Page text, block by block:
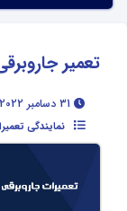
تعمیر
نمایندگی